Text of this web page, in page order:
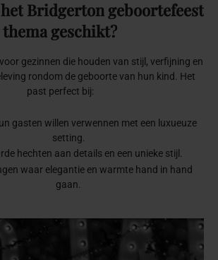
het Bridgerton geboortefeest
thema geschikt?
gezinnen die houden van stijl, verfijning en
rondom de geboorte van hun kind. Het
past perfect bij:
gasten willen verwennen met een luxueuze
setting.
hechten aan details en een unieke stijl.
waar elegantie en warmte hand in hand
gaan.